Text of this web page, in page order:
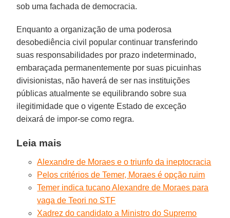
sob uma fachada de democracia.
Enquanto a organização de uma poderosa
desobediência civil popular continuar transferindo
suas responsabilidades por prazo indeterminado,
embaraçada permanentemente por suas picuinhas
divisionistas, não haverá de ser nas instituições
públicas atualmente se equilibrando sobre sua
ilegitimidade que o vigente Estado de exceção
deixará de impor-se como regra.
Leia mais
Alexandre de Moraes e o triunfo da ineptocracia
Pelos critérios de Temer, Moraes é opção ruim
Temer indica tucano Alexandre de Moraes para
vaga de Teori no STF
Xadrez do candidato a Ministro do Supremo